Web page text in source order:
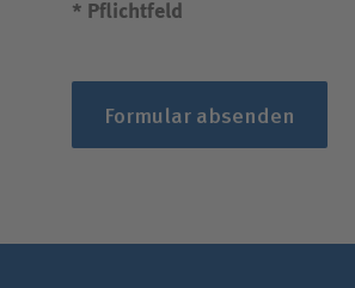
* Pflichtfeld
Formular absenden